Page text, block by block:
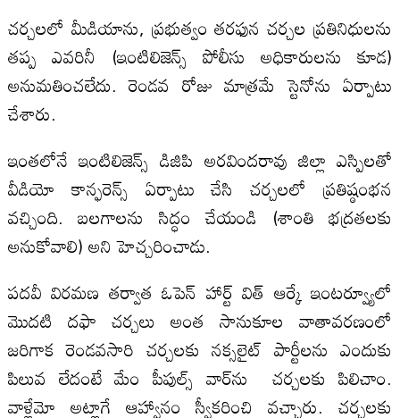
చర్చలలో మీడియాను, ప్రభుత్వం తరఫున చర్చల ప్రతినిధులను
తప్ప ఎవరినీ (ఇంటిలిజెన్స్ పోలీసు అధికారులను కూడ)
అనుమతించలేదు. రెండవ రోజు మాత్రమే స్టెనోను ఏర్పాటు
చేశారు.
ఇంతలోనే ఇంటిలిజెన్స్ డిజిపి అరవిందరావు జిల్లా ఎస్పిలతో
వీడియో కాన్ఫరెన్స్ ఏర్పాటు చేసి చర్చలలో ప్రతిష్ఠంభన
వచ్చింది. బలగాలను సిద్ధం చేయండి (శాంతి భద్రతలకు
అనుకోవాలి) అని హెచ్చరించాడు.
పదవీ విరమణ తర్వాత ఓపెన్ హార్ట్ విత్ ఆర్కే ఇంటర్వ్యూలో
మొదటి దఫా చర్చలు అంత సానుకూల వాతావరణంలో
జరిగాక రెండవసారి చర్చలకు నక్సలైట్ పార్టీలను ఎందుకు
పిలువ లేదంటే మేం పీపుల్స్ వార్‌ను చర్చలకు పిలిచాం.
వాళ్లేమో అట్లాగే ఆహ్వానం స్వీకరించి వచ్చారు. చర్చలకు